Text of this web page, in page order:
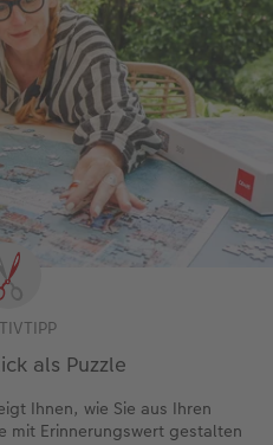
als Puzzle
Ihnen, wie Sie aus Ihren
mit Erinnerungswert gestalten